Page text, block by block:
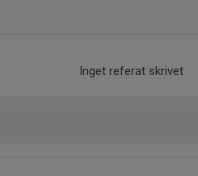
Inget referat skrivet